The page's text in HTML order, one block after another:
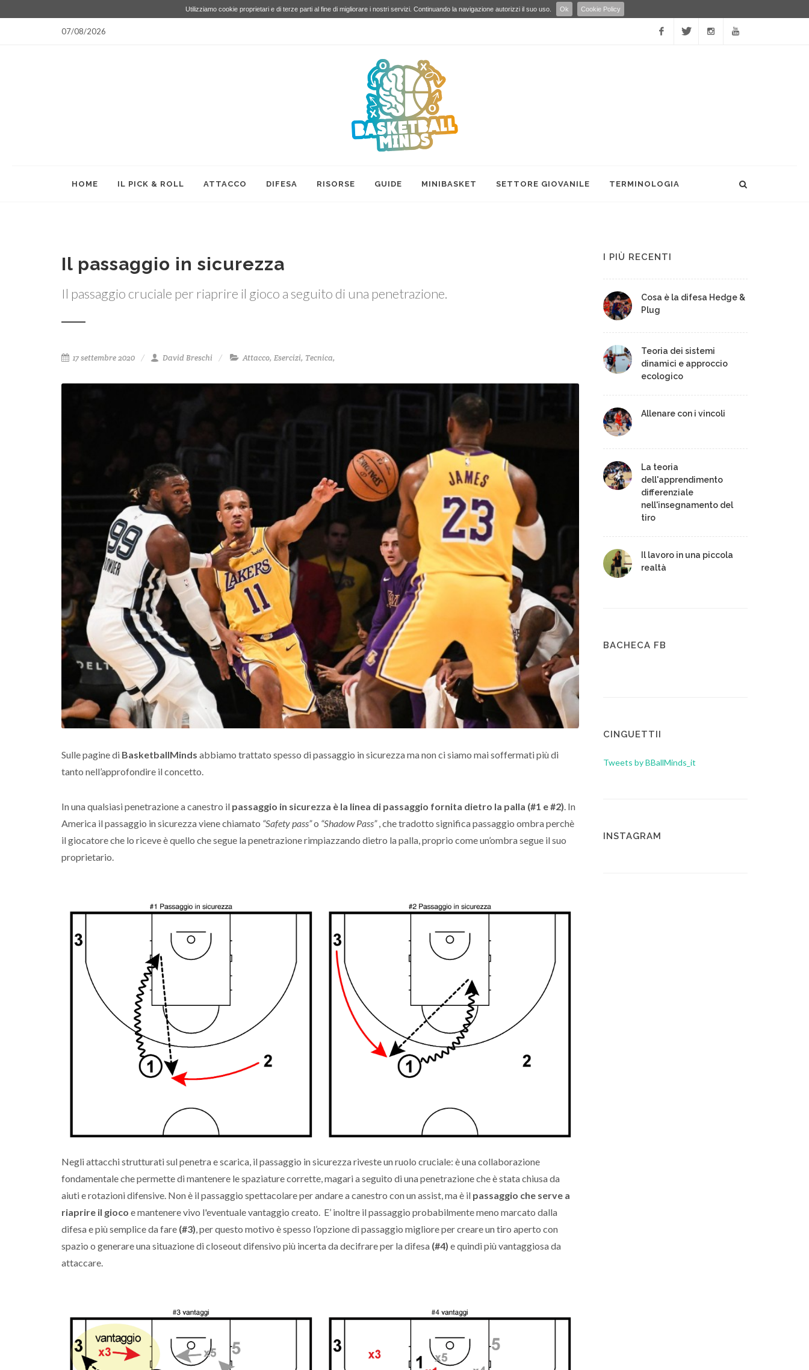
Utilizziamo cookie proprietari e di terze parti al fine di migliorare i nostri servizi. Continuando la navigazione autorizzi il suo uso. Ok Cookie Policy
07/08/2026
HOME IL PICK & ROLL ATTACCO DIFESA RISORSE GUIDE MINIBASKET SETTORE GIOVANILE TERMINOLOGIA
Il passaggio in sicurezza
Il passaggio cruciale per riaprire il gioco a seguito di una penetrazione.
17 settembre 2020 David Breschi Attacco, Esercizi, Tecnica,
Sulle pagine di BasketballMinds abbiamo trattato spesso di passaggio in sicurezza ma non ci siamo mai soffermati più di
tanto nell’approfondire il concetto.
In una qualsiasi penetrazione a canestro il passaggio in sicurezza è la linea di passaggio fornita dietro la palla (#1 e #2). In
America il passaggio in sicurezza viene chiamato “Safety pass”o “Shadow Pass”, che tradotto significa passaggio ombra perchè
il giocatore che lo riceve è quello che segue la penetrazione rimpiazzando dietro la palla, proprio come un’ombra segue il suo
proprietario.
Negli attacchi strutturati sul penetra e scarica, il passaggio in sicurezza riveste un ruolo cruciale: è una collaborazione
fondamentale che permette di mantenere le spaziature corrette, magari a seguito di una penetrazione che è stata chiusa da
aiuti e rotazioni difensive. Non è il passaggio spettacolare per andare a canestro con un assist, ma è il passaggio che serve a
riaprire il gioco e mantenere vivo l'eventuale vantaggio creato. E’ inoltre il passaggio probabilmente meno marcato dalla
difesa e più semplice da fare (#3), per questo motivo è spesso l’opzione di passaggio migliore per creare un tiro aperto con
spazio o generare una situazione di closeout difensivo più incerta da decifrare per la difesa (#4) e quindi più vantaggiosa da
attaccare.
I PIÙ RECENTI
Cosa è la difesa Hedge &
Plug
Teoria dei sistemi
dinamici e approccio
ecologico
Allenare con i vincoli
La teoria
dell'apprendimento
differenziale
nell'insegnamento del
tiro
Il lavoro in una piccola
realtà
BACHECA FB
CINGUETTII
Tweets by BBallMinds_it
INSTAGRAM